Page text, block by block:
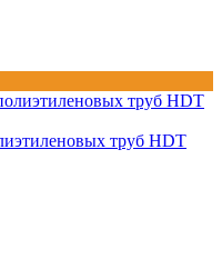
труб HDT